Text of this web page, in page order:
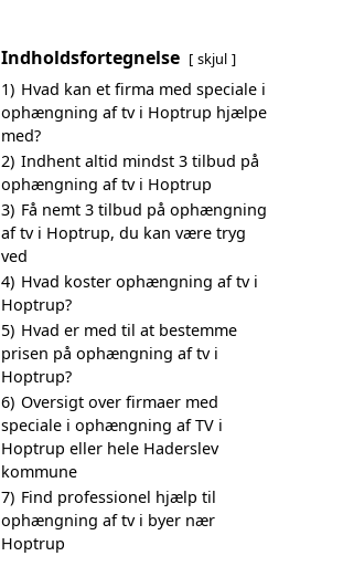
Indholdsfortegnelse skjul
1) Hvad kan et firma med speciale i
ophængning af tv i Hoptrup hjælpe
med?
2) Indhent altid mindst 3 tilbud på
ophængning af tv i Hoptrup
3) Få nemt 3 tilbud på ophængning
af tv i Hoptrup, du kan være tryg
ved
4) Hvad koster ophængning af tv i
Hoptrup?
5) Hvad er med til at bestemme
prisen på ophængning af tv i
Hoptrup?
6) Oversigt over firmaer med
speciale i ophængning af TV i
Hoptrup eller hele Haderslev
kommune
7) Find professionel hjælp til
ophængning af tv i byer nær
Hoptrup